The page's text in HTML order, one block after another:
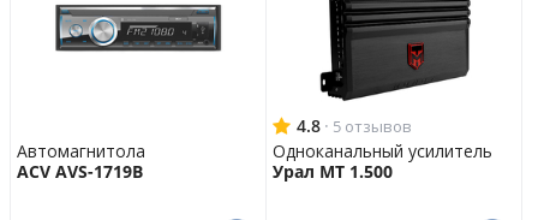
Автомагнитола
ACV AVS-1719B
4.8 · 5 отзывов
Одноканальный усилитель
Урал МТ 1.500